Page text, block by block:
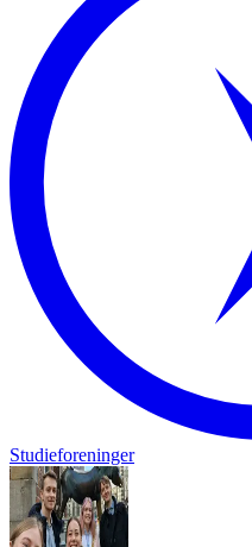
Studieforeninger